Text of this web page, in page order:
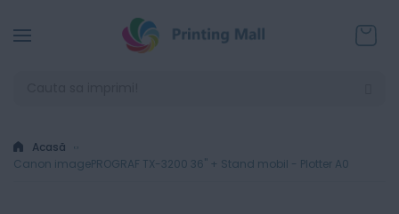
Acasă
Canon imagePROGRAF TX-3200 36" + Stand mobil - Plotter A0